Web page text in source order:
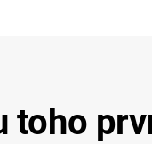
toho